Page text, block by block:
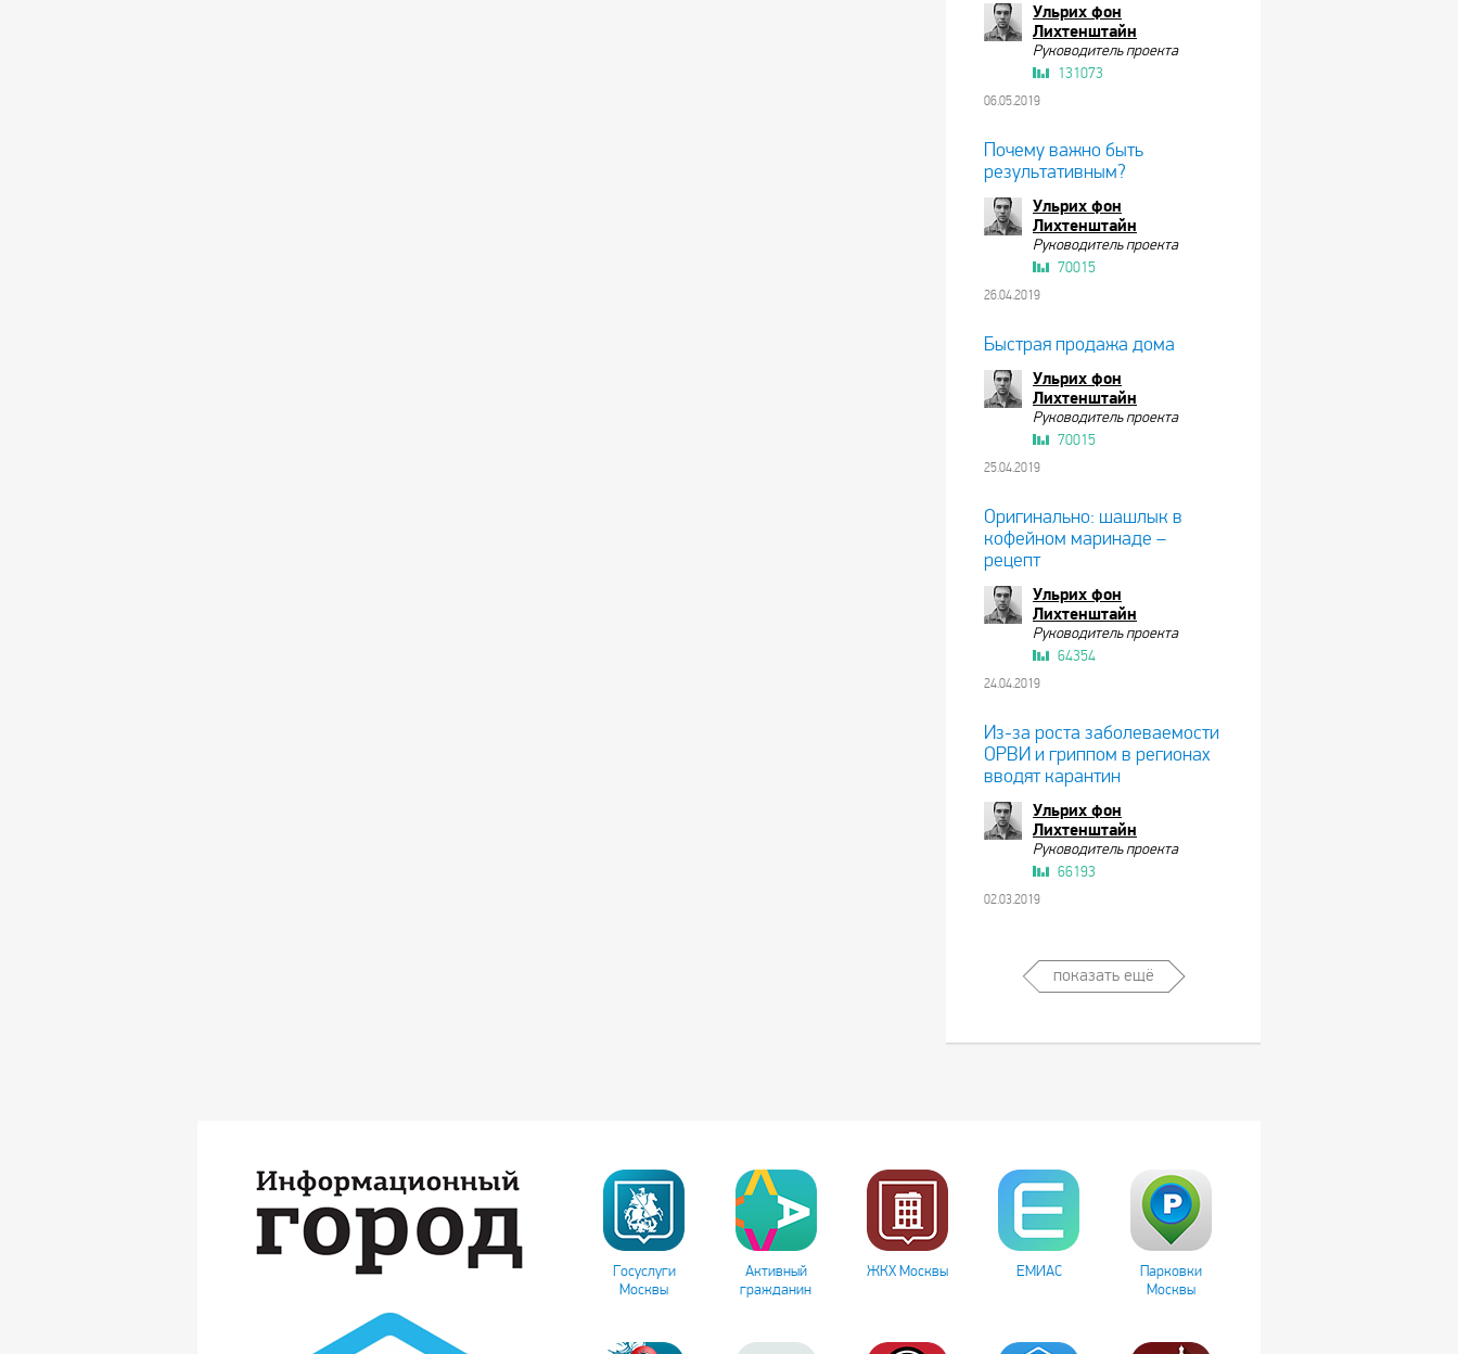
Ульрих фон
Лихтенштайн
Руководитель проекта
131073
06.05.2019
Почему важно быть
результативным?
Ульрих фон
Лихтенштайн
Руководитель проекта
70015
26.04.2019
Быстрая продажа дома
Ульрих фон
Лихтенштайн
Руководитель проекта
70015
25.04.2019
Оригинально: шашлык в
кофейном маринаде –
рецепт
Ульрих фон
Лихтенштайн
Руководитель проекта
64354
24.04.2019
Из-за роста заболеваемости
ОРВИ и гриппом в регионах
вводят карантин
Ульрих фон
Лихтенштайн
Руководитель проекта
66193
02.03.2019
показать ещё
Госуслуги
Москвы
Активный
гражданин
ЖКХ Москвы ЕМИАС
Парковки
Москвы